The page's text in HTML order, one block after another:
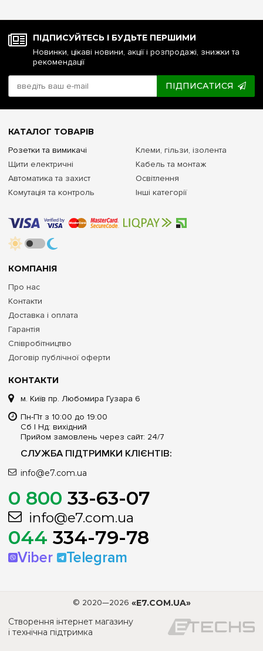
ПІДПИСУЙТЕСЬ І БУДЬТЕ ПЕРШИМИ
Новинки, цікаві новини, акції і розпродажі, знижки та
рекомендації
ПІДПИСАТИСЯ
КОНТАКТИ
м. Київ пр. Любомира Гузара 6
Пн-Пт з 10:00 до 19:00
Сб | Нд: вихідний
Прийом замовлень через сайт: 24/7
СЛУЖБА ПІДТРИМКИ КЛІЄНТІВ:
info@e7.com.ua
0 800 33-63-07
info@e7.com.ua
044 334-79-78
Viber Telegram
КОМПАНІЯ
Про нас
Контакти
Доставка і оплата
Гарантія
Співробітництво
Договір публічної оферти
КАТАЛОГ ТОВАРІВ
Розетки та вимикачі
Щити електричні
Автоматика та захист
Комутація та контроль
Клеми, гільзи, ізолента
Кабель та монтаж
Освітлення
Інші категорії
© 2020—2026 «E7.COM.UA»
Створення інтернет магазину
і технічна підтримка